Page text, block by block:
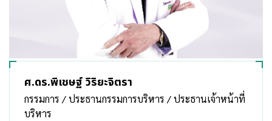
ศ.ดร.พิเชษฐ์ วิริยะจิตรา
กรรมการ / ประธานกรรมการบริหาร / ประธานเจ้าหน้าที่
บริหาร